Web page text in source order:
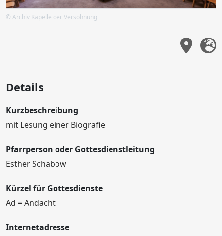
© Archiv Kapelle der Versöhnung
Details
Kurzbeschreibung
mit Lesung einer Biografie
Pfarrperson oder Gottesdienstleitung
Esther Schabow
Kürzel für Gottesdienste
Ad = Andacht
Internetadresse